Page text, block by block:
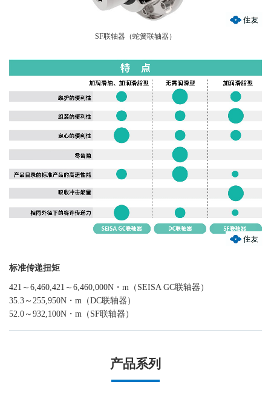
SF联轴器（蛇簧联轴器）
标准传递扭矩
421～6,460,421～6,460,000N・m（SEISA GC联轴器）
35.3～255,950N・m（DC联轴器）
52.0～932,100N・m（SF联轴器）
产品系列